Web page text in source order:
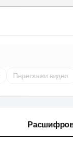
Перескажи видео